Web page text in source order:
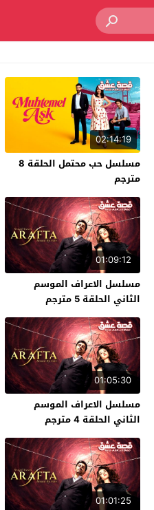
02:14:19
مسلسل حب محتمل الحلقة 8
مترجم
01:09:12
مسلسل الاعراف الموسم
الثاني الحلقة 5 مترجم
01:05:30
مسلسل الاعراف الموسم
الثاني الحلقة 4 مترجم
01:01:25